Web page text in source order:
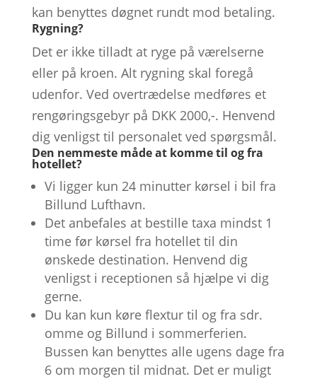
kan benyttes døgnet rundt mod betaling.
Rygning?
Det er ikke tilladt at ryge på værelserne
eller på kroen. Alt rygning skal foregå
udenfor. Ved overtrædelse medføres et
rengøringsgebyr på DKK 2000,-. Henvend
dig venligst til personalet ved spørgsmål.
Den nemmeste måde at komme til og fra
hotellet?
Vi ligger kun 24 minutter kørsel i bil fra
Billund Lufthavn.
Det anbefales at bestille taxa mindst 1
time før kørsel fra hotellet til din
ønskede destination. Henvend dig
venligst i receptionen så hjælpe vi dig
gerne.
Du kan kun køre flextur til og fra sdr.
omme og Billund i sommerferien.
Bussen kan benyttes alle ugens dage fra
6 om morgen til midnat. Det er muligt